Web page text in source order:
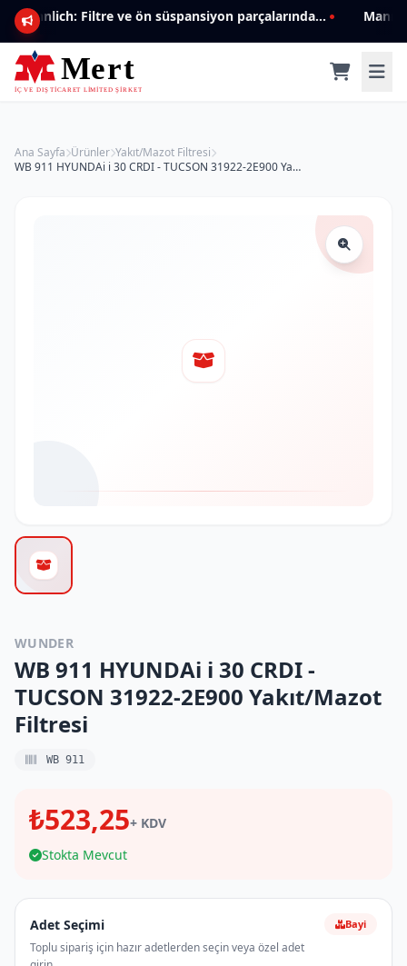
Mannlich: Filtre ve ön süspansiyon parçalarında genişleyen ürün yelpazesiyle kalite ve güven.
Ana Sayfa Ürünler Yakıt/Mazot Filtresi
WB 911 HYUNDAi i 30 CRDI - TUCSON 31922-2E900 Yakıt/Mazot Filtresi
WUNDER
WB 911 HYUNDAi i 30 CRDI -
TUCSON 31922-2E900 Yakıt/Mazot
Filtresi
WB 911
₺523,25+ KDV
Stokta Mevcut
Adet Seçimi
Toplu sipariş için hazır adetlerden seçin veya özel adet
Bayi